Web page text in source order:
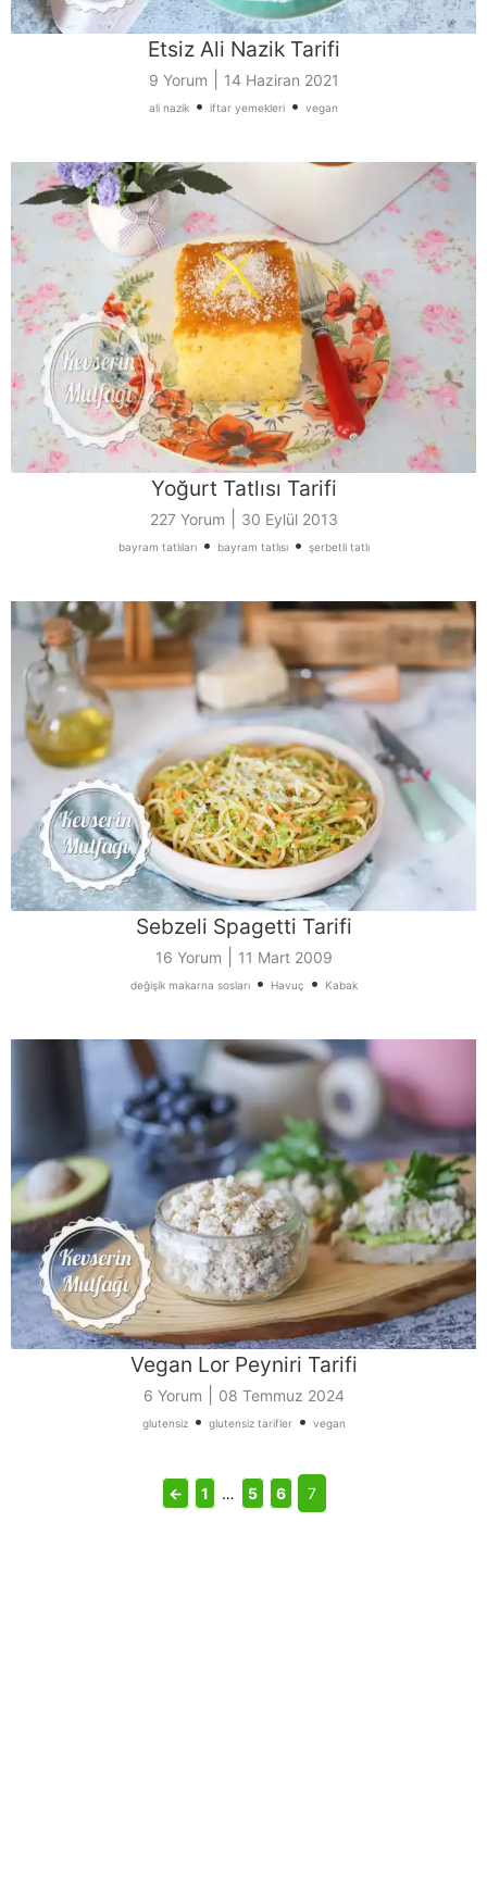
Etsiz Ali Nazik Tarifi
9 Yorum 14 Haziran 2021
ali nazik • iftar yemekleri • vegan
Yoğurt Tatlısı Tarifi
227 Yorum 30 Eylül 2013
bayram tatlıları• bayram tatlısı• şerbetli tatlı
Sebzeli Spagetti Tarifi
16 Yorum 11 Mart 2009
değişik makarna sosları• Havuç • Kabak
Vegan Lor Peyniri Tarifi
6 Yorum 08 Temmuz 2024
glutensiz• glutensiz tarifler• vegan
← 1 … 5 6 7